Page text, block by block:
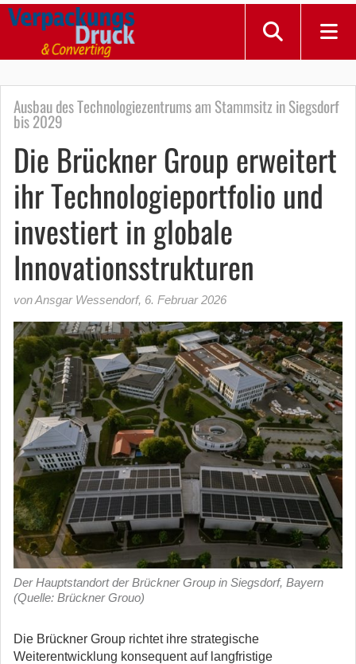
Ausbau des Technologiezentrums am Stammsitz in Siegsdorf
bis 2029
Die Brückner Group erweitert
ihr Technologieportfolio und
investiert in globale
Innovationsstrukturen
von Ansgar Wessendorf, 6. Februar 2026
Der Hauptstandort der Brückner Group in Siegsdorf, Bayern
(Quelle: Brückner Grouo)
Die Brückner Group richtet ihre strategische
Weiterentwicklung konsequent auf langfristige